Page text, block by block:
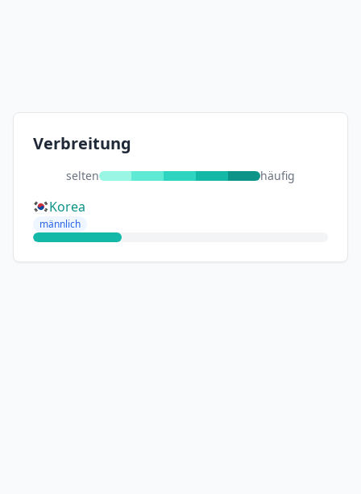
Verbreitung
selten häufig
Korea
männlich